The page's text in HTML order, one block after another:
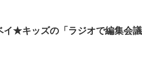
イ★キッズの「ラジオで編集会